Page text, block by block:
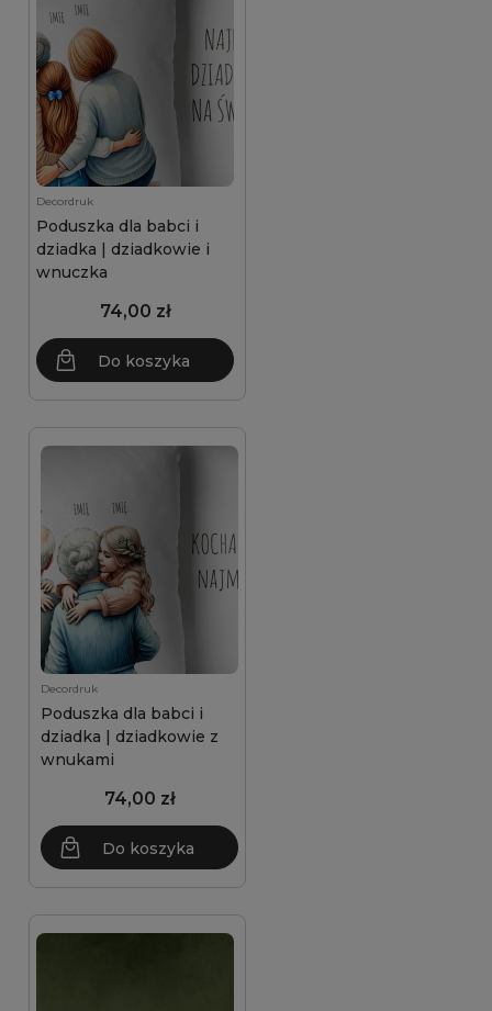
Decordruk
Poduszka dla babci i
dziadka | dziadkowie i
wnuczka
74,00 zł
Do koszyka
Decordruk
Poduszka dla babci i
dziadka | dziadkowie z
wnukami
74,00 zł
Do koszyka